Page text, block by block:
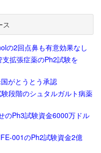
ス
の2回点鼻も有意効果なし
拡張症薬のPh2試験を
がとうとう承認
段階のシュタルガルト病薬
のPh3試験資金6000万ドル
001のPh2試験資金2億